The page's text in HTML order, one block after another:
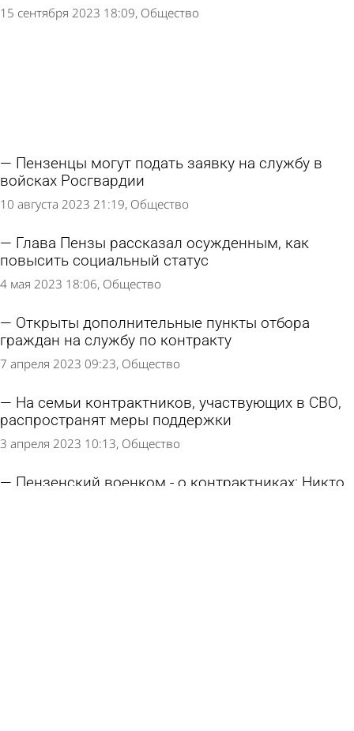
15 сентября 2023 18:09 Общество
Пензенцы могут подать заявку на службу в
войсках Росгвардии
10 августа 2023 21:19 Общество
Глава Пензы рассказал осужденным, как
повысить социальный статус
4 мая 2023 18:06 Общество
Открыты дополнительные пункты отбора
граждан на службу по контракту
7 апреля 2023 09:23 Общество
На семьи контрактников, участвующих в СВО,
распространят меры поддержки
3 апреля 2023 10:13 Общество
Пензенский военком - о контрактниках: Никто